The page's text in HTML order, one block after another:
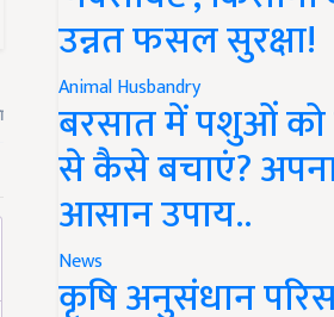
उन्नत फसल सुरक्षा!
Animal Husbandry
बरसात में पशुओं को
से कैसे बचाएं?
आसान उपाय..
News
कृषि अनुसंधान